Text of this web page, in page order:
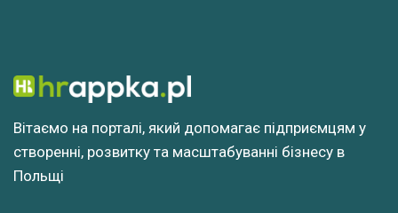
Вітаємо на порталі, який допомагає підприємцям у
створенні, розвитку та масштабуванні бізнесу в
Польщі